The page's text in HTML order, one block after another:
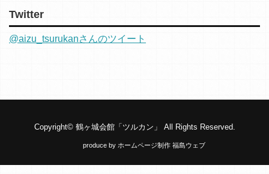
Twitter
@aizu_tsurukanさんのツイート
Copyright© 鶴ヶ城会館「ツルカン」 All Rights Reserved.
produce by ホームページ制作 福島ウェブ